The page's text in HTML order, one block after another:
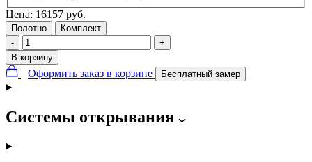
Цена: 16157 руб.
Полотно
Комплект
-
+
В корзину
Оформить заказ в корзине Бесплатный замер
Системы открывания